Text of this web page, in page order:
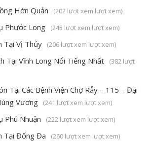
Hớn Quản (202 lượt xem lượt xem)
Phước Long (245 lượt xem lượt xem)
Tại Vị Thủy (206 lượt xem lượt xem)
Tại Vĩnh Long Nổi Tiếng Nhất
(382 lượt
Tại Các Bệnh Viện Chợ Rẫy – 115 – Đại
Vương
(241 lượt xem lượt xem)
Phú Nhuận (222 lượt xem lượt xem)
Tại Đống Đa (260 lượt xem lượt xem)